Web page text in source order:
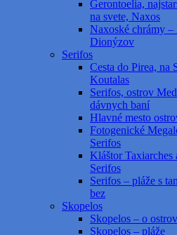
Gerontoelia,
na svete, Naxos
Naxoské chrámy –
Dionýzov
Serifos
Cesta do Pirea, na
Koutalas
Serifos, ostrov
dávnych baní
Hlavné mesto
Fotogenické
Serifos
Kláštor Taxiarches
Serifos
Serifos – pláže s
bez
Skopelos
Skopelos – o
Skopelos – pláže